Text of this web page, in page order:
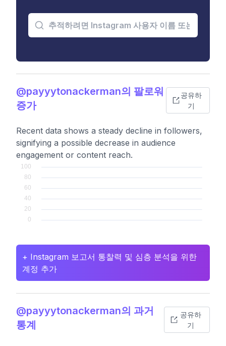
@payyytonackerman의 팔로워
증가
공유하
기
Recent data shows a steady decline in followers,
signifying a possible decrease in audience
engagement or content reach.
+ Instagram 보고서 통찰력 및 심층 분석을 위한
계정 추가
@payyytonackerman의 과거
통계
공유하
기